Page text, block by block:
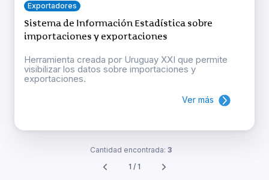
Exportadores
Sistema de Información Estadística sobre
importaciones y exportaciones
Herramienta creada por Uruguay XXI que permite
visibilizar los datos sobre importaciones y
exportaciones.
Ver más
Cantidad encontrada: 3
1 / 1